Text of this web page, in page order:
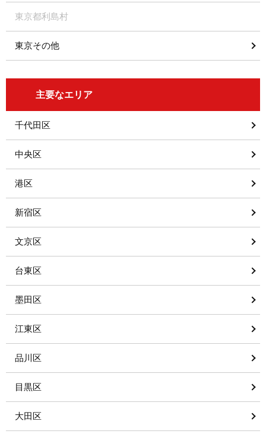
東京都利島村
東京その他
主要なエリア
千代田区
中央区
港区
新宿区
文京区
台東区
墨田区
江東区
品川区
目黒区
大田区